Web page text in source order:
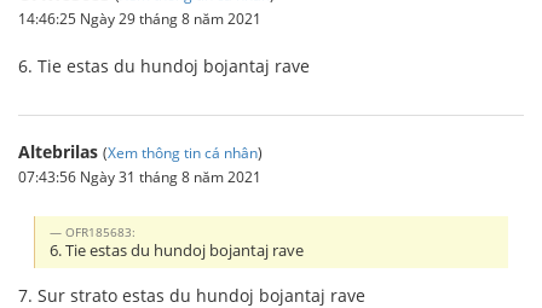
14:46:25 Ngày 29 tháng 8 năm 2021
6. Tie estas du hundoj bojantaj rave
Altebrilas (Xem thông tin cá nhân)
07:43:56 Ngày 31 tháng 8 năm 2021
OFR185683:
6. Tie estas du hundoj bojantaj rave
7. Sur strato estas du hundoj bojantaj rave